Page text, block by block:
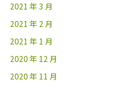
2021 年 3 月
2021 年 2 月
2021 年 1 月
2020 年 12 月
2020 年 11 月